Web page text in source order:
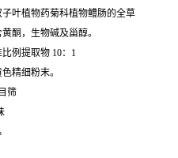
叶植物药菊科植物鳢肠的全草
黄酮，生物碱及甾醇。
例提取物 10：1
精细粉末。
筛